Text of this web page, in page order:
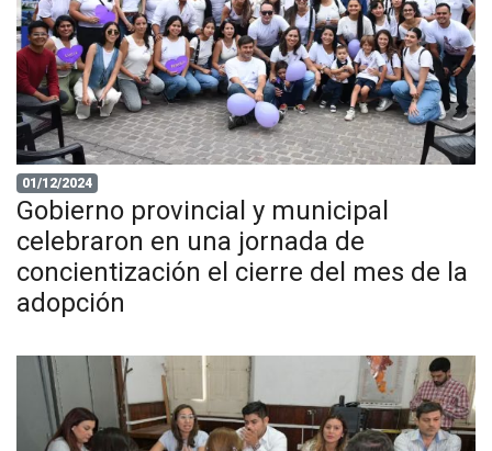
01/12/2024
Gobierno provincial y municipal
celebraron en una jornada de
concientización el cierre del mes de la
adopción